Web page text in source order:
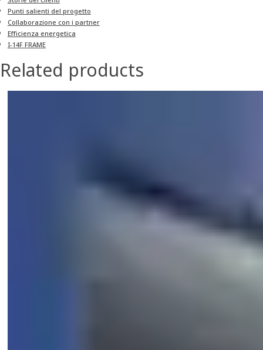
Punti salienti del progetto
Collaborazione con i partner
Efficienza energetica
I-14F FRAME
Related products